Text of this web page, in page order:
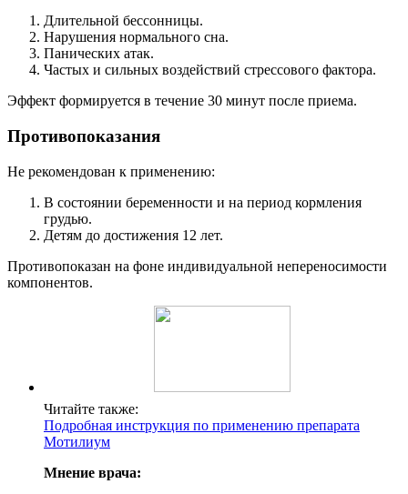
Длительной бессонницы.
Нарушения нормального сна.
Панических атак.
Частых и сильных воздействий стрессового фактора.
Эффект формируется в течение 30 минут после приема.
Противопоказания
Не рекомендован к применению:
В состоянии беременности и на период кормления
грудью.
Детям до достижения 12 лет.
Противопоказан на фоне индивидуальной непереносимости
компонентов.
Читайте также:
Подробная инструкция по применению препарата
Мотилиум
Мнение врача: